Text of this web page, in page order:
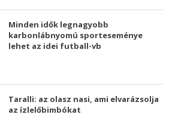
Minden idők legnagyobb
karbonlábnyomú sporteseménye
lehet az idei futball-vb
Taralli: az olasz nasi, ami elvarázsolja
az ízlelőbimbókat